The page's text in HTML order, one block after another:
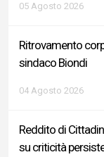
05 Agosto 2026
Ritrovamento
sindaco Biondi
04 Agosto 2026
Reddito di
su criticità